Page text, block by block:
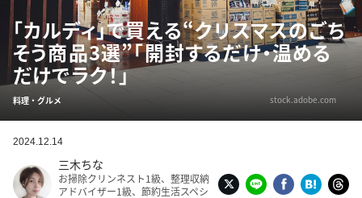
「カルディ」で買える“クリスマスのごち
そう商品3選”「開封するだけ・温める
だけでラク！」
料理・グルメ stock.adobe.com
2024.12.14
三木ちな
お掃除クリンネスト1級、整理収納
アドバイザー1級、節約生活スペシ